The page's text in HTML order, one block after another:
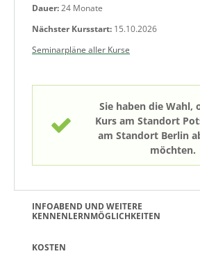
Dauer:24 Monate
Nächster Kursstart: 15.10.2026
Seminarpläne aller Kurse
Sie haben die Wahl,
Kurs am Standort
am Standort Berlin
möchten.
INFOABEND UND WEITERE
KENNENLERNMÖGLICHKEITEN
KOSTEN